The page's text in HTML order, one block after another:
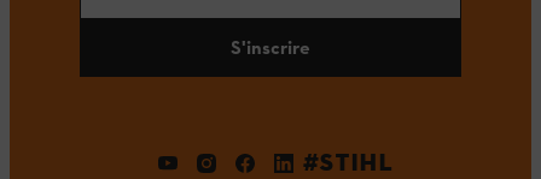
S'inscrire
#STIHL